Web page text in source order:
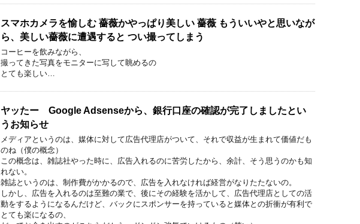
スマホカメラを愉しむ 薔薇かやっぱり美しい 薔薇 もういいやと思いなが
ら、美しい薔薇に遭遇すると つい撮ってしまう
コーヒーを飲みながら、
撮ってきた写真をモニターに写して眺めるの
とても楽しい…
ヤッたー Google Adsenseから、銀行口座の確認が完了しましたとい
うお知らせ
メディアというのは、媒体に対して広告代理店がついて、それで収益が生まれて価値だも
のね（僕の概念）
この概念は、雑誌社やった時に、広告入れるのに苦労したから、余計、そう思うのかも知
れない。
雑誌というのは、制作費がかかるので、広告を入れなければ経営がなりたたないの。
しかし、広告を入れるのは至難の業で、後にその経験を活かして、広告代理店としての活
動をするようになるんだけど、バックにスポンサーを持っていると媒体との折衝が有利で
とても楽になるの、